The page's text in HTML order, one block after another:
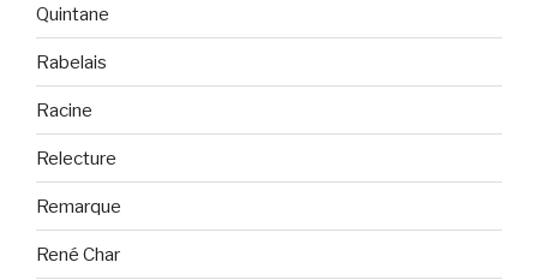
Quintane
Rabelais
Racine
Relecture
Remarque
René Char